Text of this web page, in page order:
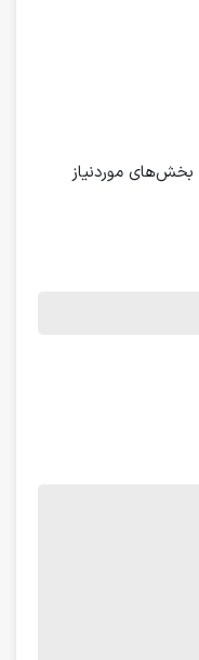
بخش‌های موردنیاز